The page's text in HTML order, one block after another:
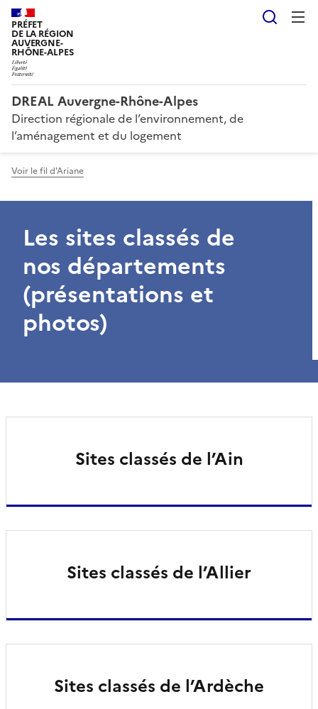
PRÉFET
DE LA RÉGION
AUVERGNE-
RHÔNE-ALPES
DREAL Auvergne-Rhône-Alpes
Direction régionale de l’environnement, de
l’aménagement et du logement
Voir le fil d'Ariane
Les sites classés de
nos départements
(présentations et
photos)
Sites classés de l’Ain
Sites classés de l’Allier
Sites classés de l’Ardèche